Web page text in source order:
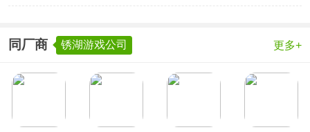
同厂商 锈湖游戏公司 更多+